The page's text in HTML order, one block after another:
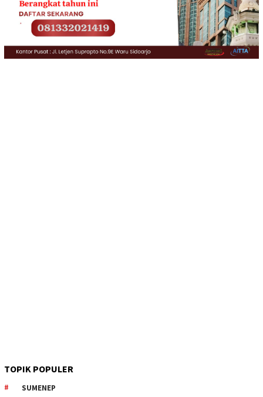
TOPIK POPULER
SUMENEP